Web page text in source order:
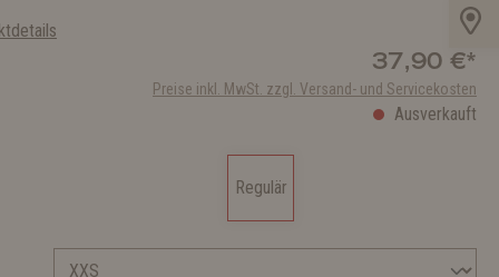
37,90 €*
Preise inkl. MwSt. zzgl. Versand- und Servicekosten
Ausverkauft
Regulär